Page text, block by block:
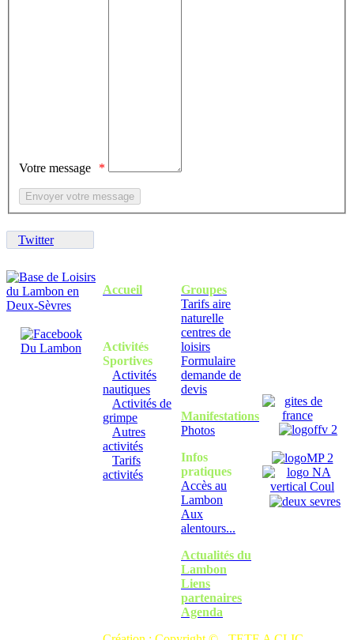
Votre message
Twitter
Accueil
Activités
Sportives
Activités
nautiques
Activités de
grimpe
Autres
activités
Tarifs
activités
Groupes
Tarifs aire
naturelle
centres de
loisirs
Formulaire
demande de
devis
Manifestations
Photos
Infos
pratiques
Accès au
Lambon
Aux
alentours...
Actualités du
Lambon
Liens
partenaires
Agenda